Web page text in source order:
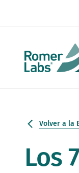
Volver a la
Los